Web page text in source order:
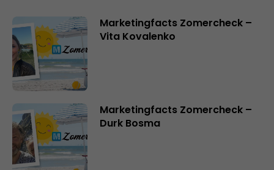
Marketingfacts Zomercheck –
Vita Kovalenko
Marketingfacts Zomercheck –
Durk Bosma